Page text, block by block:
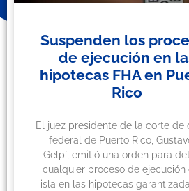
Suspenden los
de ejecución en
hipotecas FHA en
Rico
El juez presidente de la corte de
federal de Puerto Rico,
Gelpí, emitió una orden para
cualquier proceso de ejecución
isla en las hipotecas